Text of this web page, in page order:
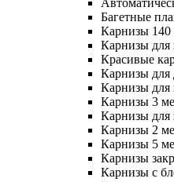
Багетные
Карнизы 140
Карнизы для
Красивые
Карнизы для
Карнизы для
Карнизы 3
Карнизы для
Карнизы 2
Карнизы 5
Карнизы
Карнизы с